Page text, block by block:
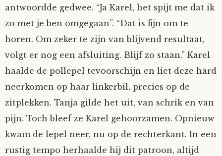
antwoordde gedwee. “Ja Karel, het spijt me dat ik
zo met je ben omgegaan”. “Dat is fijn om te
horen. Om zeker te zijn van blijvend resultaat,
volgt er nog een afsluiting. Blijf zo staan.” Karel
haalde de pollepel tevoorschijn en liet deze hard
neerkomen op haar linkerbil, precies op de
zitplekken. Tanja gilde het uit, van schrik en van
pijn. Toch bleef ze Karel gehoorzamen. Opnieuw
kwam de lepel neer, nu op de rechterkant. In een
rustig tempo herhaalde hij dit patroon, altijd